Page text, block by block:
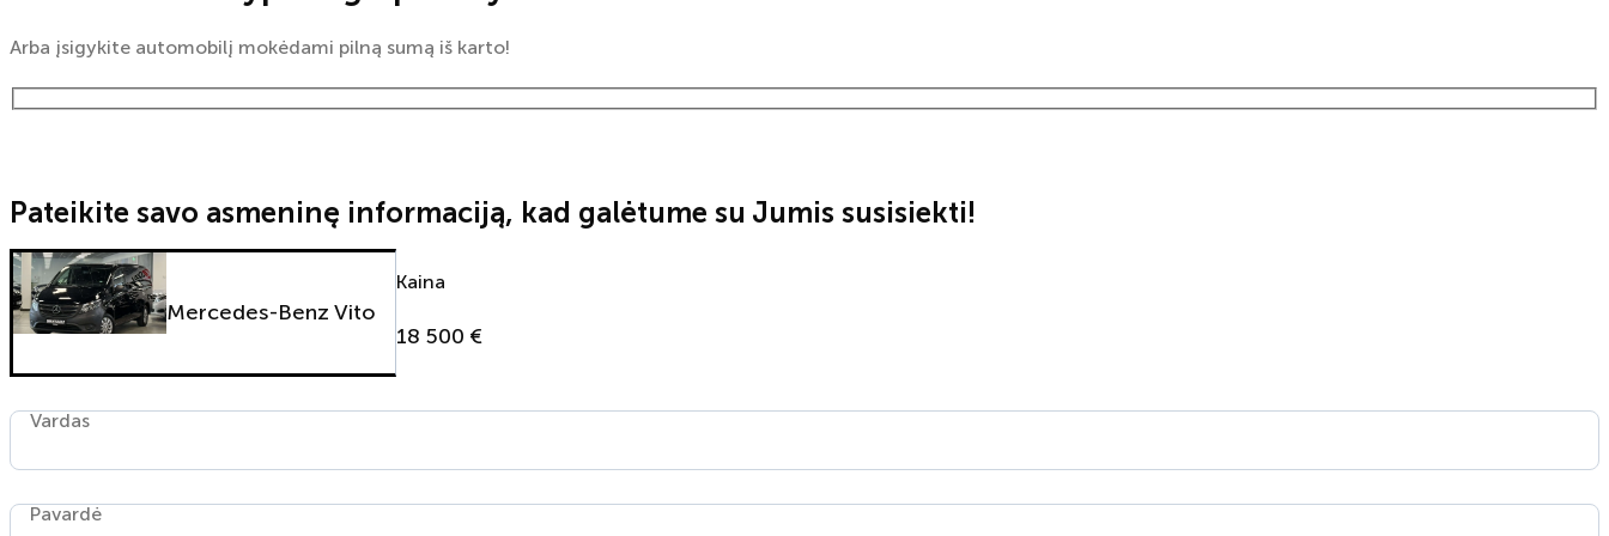
Arba įsigykite automobilį mokėdami pilną sumą iš karto!
Pateikite savo asmeninę informaciją, kad galėtume su Jumis susisiekti!
Mercedes-Benz Vito
Kaina
18 500 €
Vardas
Pavardė